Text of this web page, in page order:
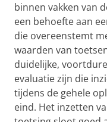
binnen vakken van
een behoefte aan
die overeenstemt
waarden van
duidelijke,
evaluatie zijn die
tijdens de gehele
eind. Het inzetten